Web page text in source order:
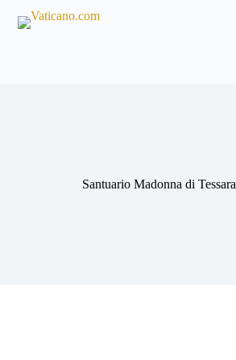
Santuario Madonna di Tessara